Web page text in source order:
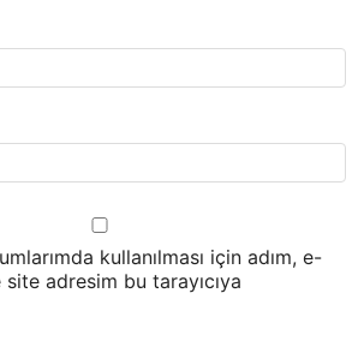
kullanılması için adım, e-
adresim bu tarayıcıya